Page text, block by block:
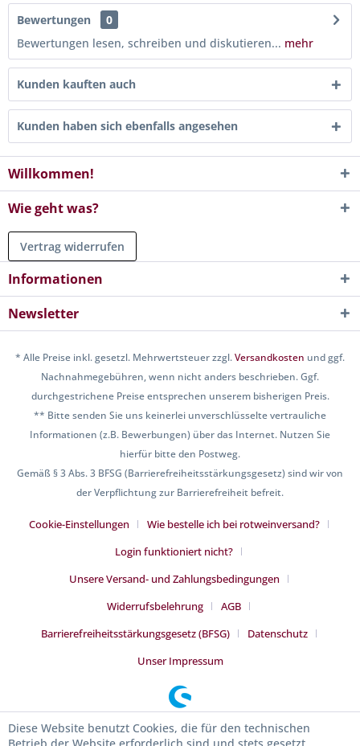
Bewertungen
0
Bewertungen lesen, schreiben und diskutieren... mehr
Kunden kauften auch
Kunden haben sich ebenfalls angesehen
Willkommen!
Wie geht was?
Vertrag widerrufen
Informationen
Newsletter
* Alle Preise inkl. gesetzl. Mehrwertsteuer zzgl.Versandkosten und ggf.
Nachnahmegebühren, wenn nicht anders beschrieben. Ggf.
durchgestrichene Preise entsprechen unserem bisherigen Preis.
** Bitte senden Sie uns keinerlei unverschlüsselte vertrauliche
Informationen (z.B. Bewerbungen) über das Internet. Nutzen Sie
hierfür bitte den Postweg.
Gemäß § 3 Abs. 3 BFSG (Barrierefreiheitsstärkungsgesetz) sind wir von
der Verpflichtung zur Barrierefreiheit befreit.
Cookie-Einstellungen
Wie bestelle ich bei rotweinversand?
Login funktioniert nicht?
Unsere Versand- und Zahlungsbedingungen
Widerrufsbelehrung
AGB
Barrierefreiheitsstärkungsgesetz (BFSG)
Datenschutz
Unser Impressum
Diese Website benutzt Cookies, die für den technischen